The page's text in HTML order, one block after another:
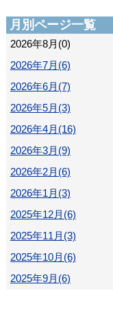
月別ページ一覧
2026年8月(0)
2026年7月(6)
2026年6月(7)
2026年5月(3)
2026年4月(16)
2026年3月(9)
2026年2月(6)
2026年1月(3)
2025年12月(6)
2025年11月(3)
2025年10月(6)
2025年9月(6)